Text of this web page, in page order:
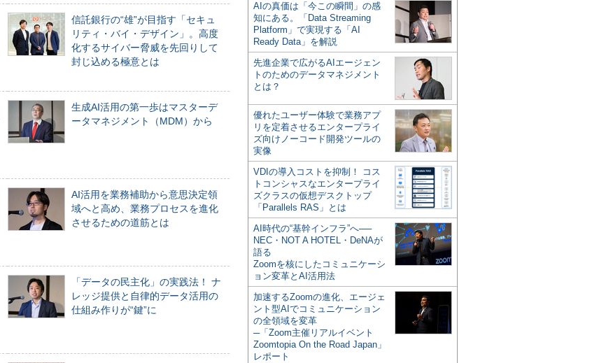
信託銀行の“雄”が目指す「セキュ
リティ・バイ・デザイン」。高度
化するサイバー脅威を先回りして
封じ込める極意とは
生成AI活用の第一歩はマスターデ
ータマネジメント（MDM）から
AI活用を業務補助から意思決定領
域へと高め、業務プロセスを進化
させるための道筋とは
「データの民主化」の実践法！ ナ
レッジ提供と自律的データ活用の
仕組み作りが“鍵”に
AIの真価は「今この瞬間」の感
知にある。「Data Streaming
Platform」で実現する「AI
Ready Data」を解説
先進企業で広がるAIエージェン
トのためのデータマネジメント
とは？
優れたユーザー体験で業務アプ
リを定着させるエンタープライ
ズ向けノーコード開発ツールの
実像
VDIの導入コストを抑制！ コス
トコンシャスなエンタープライ
ズクラスの仮想デスクトップ
「Parallels RAS」とは
AI時代の“基幹インフラ”へ──
NEC・NOT A HOTEL・DeNAが
語る
Zoomを核にしたコミュニケーシ
ョン変革とAI活用法
加速するZoomの進化、エージェ
ント型AIでコミュニケーション
の全領域を変革
─「Zoom主催リアルイベント
Zoomtopia On the Road Japan」
レポート